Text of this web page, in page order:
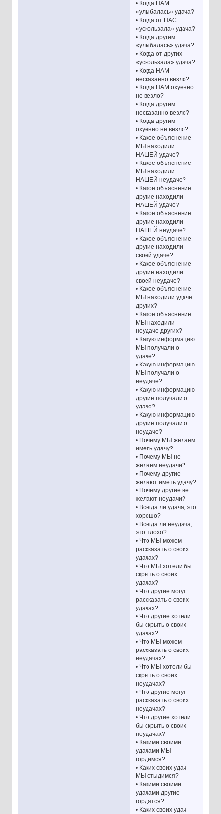
• Когда НАМ
«улыбалась» удача?
• Когда от НАС
«ускользала» удача?
• Когда другим
«улыбалась» удача?
• Когда от других
«ускользала» удача?
• Когда НАМ
несказанно везло?
• Когда НАМ охуенно
не везло?
• Когда другим
несказанно везло?
• Когда другим
охуенно не везло?
• Какое объяснение
МЫ находили
НАШЕЙ удаче?
• Какое объяснение
МЫ находили
НАШЕЙ неудаче?
• Какое объяснение
другие находили
НАШЕЙ удаче?
• Какое объяснение
другие находили
НАШЕЙ неудаче?
• Какое объяснение
другие находили
своей удаче?
• Какое объяснение
другие находили
своей неудаче?
• Какое объяснение
МЫ находили удаче
других?
• Какое объяснение
МЫ находили
неудаче других?
• Какую информацию
МЫ получали о
удаче?
• Какую информацию
МЫ получали о
неудаче?
• Какую информацию
другие получали о
удаче?
• Какую информацию
другие получали о
неудаче?
• Почему МЫ желаем
иметь удачу?
• Почему МЫ не
желаем неудачи?
• Почему другие
желают иметь удачу?
• Почему другие не
желают неудачи?
• Всегда ли удача, это
хорошо?
• Всегда ли неудача,
это плохо?
• Что МЫ можем
рассказать о своих
удачах?
• Что МЫ хотели бы
скрыть о своих
удачах?
• Что другие могут
рассказать о своих
удачах?
• Что другие хотели
бы скрыть о своих
удачах?
• Что МЫ можем
рассказать о своих
неудачах?
• Что МЫ хотели бы
скрыть о своих
неудачах?
• Что другие могут
рассказать о своих
неудачах?
• Что другие хотели
бы скрыть о своих
неудачах?
• Какими своими
удачами МЫ
гордимся?
• Каких своих удач
МЫ стыдимся?
• Какими своими
удачами другие
гордятся?
• Каких своих удач